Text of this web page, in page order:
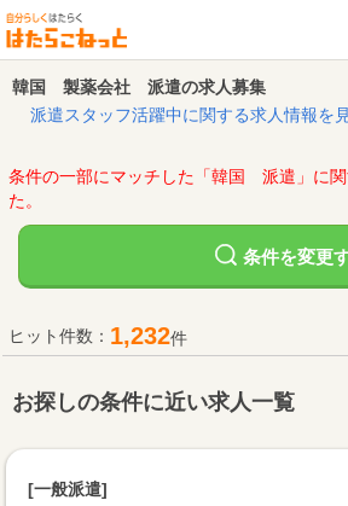
韓国 製薬会社 派遣の求人募集
派遣スタッフ活躍中に関する求人情報を
条件の一部にマッチした「韓国 派遣」に
た。
条件を変更
ヒット件数： 1,232件
お探しの条件に近い求人一覧
[一般派遣]